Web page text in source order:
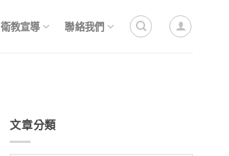
衛教宣導 聯絡我們
文章分類